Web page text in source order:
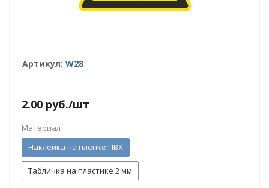
Артикул: W28
2.00 руб./шт
Материал
Наклейка на пленке ПВХ
Табличка на пластике 2 мм